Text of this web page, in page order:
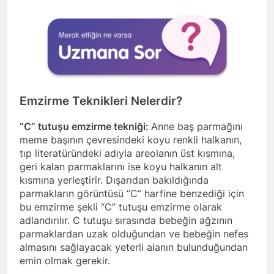
Emzirme Teknikleri Nelerdir?
“C” tutuşu emzirme tekniği: Anne baş parmağını
meme başının çevresindeki koyu renkli halkanın,
tıp literatüründeki adıyla areolanın üst kısmına,
geri kalan parmaklarını ise koyu halkanın alt
kısmına yerleştirir. Dışarıdan bakıldığında
parmakların görüntüsü “C” harfine benzediği için
bu emzirme şekli “C” tutuşu emzirme olarak
adlandırılır. C tutuşu sırasında bebeğin ağzının
parmaklardan uzak olduğundan ve bebeğin nefes
almasını sağlayacak yeterli alanın bulunduğundan
emin olmak gerekir.